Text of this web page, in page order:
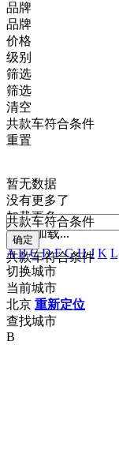
品牌
品牌
价格
共款车符合条件
级别
共款车符合条件
筛选
筛选
清空
共款车符合条件
重置
暂无数据
没有更多了
加载更多
正在加载...
A B C D F G H J K L
切换城市
当前城市
北京 重新定位
查找城市
B